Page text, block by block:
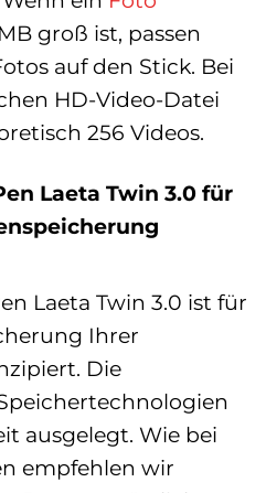
groß ist, passen
auf den Stick. Bei
HD-Video-Datei
256 Videos.
Laeta Twin 3.0 für
Laeta Twin 3.0 ist für
Ihrer
Die
ausgelegt. Wie bei
empfehlen wir